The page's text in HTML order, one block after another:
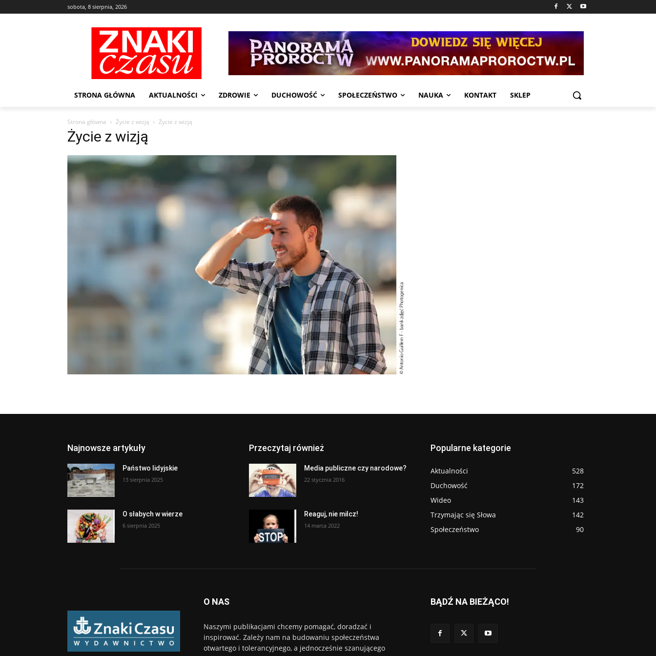
sobota, 8 sierpnia, 2026
STRONA GŁÓWNA AKTUALNOŚCI ZDROWIE DUCHOWOŚĆ SPOŁECZEŃSTWO NAUKA KONTAKT SKLEP
Strona główna Życie z wizją Życie z wizją
Życie z wizją
Najnowsze artykuły
Państwo lidyjskie
13 sierpnia 2025
O słabych w wierze
6 sierpnia 2025
Przeczytaj również
Media publiczne czy narodowe?
22 stycznia 2016
Reaguj, nie milcz!
14 marca 2022
Popularne kategorie
Aktualności
528
Duchowość
172
Wideo
143
Trzymając się Słowa
142
Społeczeństwo
90
O NAS
Naszymi publikacjami chcemy pomagać, doradzać i
inspirować. Zależy nam na budowaniu społeczeństwa
otwartego i tolerancyjnego, a jednocześnie szanującego
BĄDŹ NA BIEŻĄCO!